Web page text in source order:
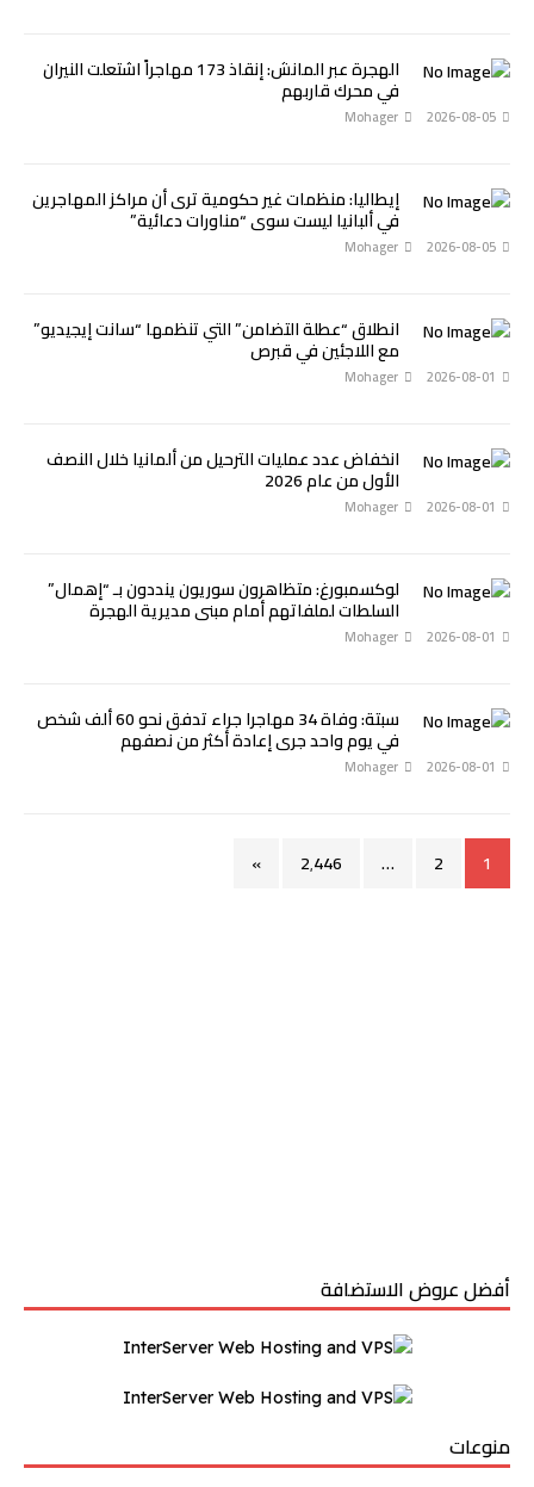
الهجرة عبر المانش: إنقاذ 173 مهاجراً اشتعلت النيران
في محرك قاربهم
2026-08-05
Mohager
إيطاليا: منظمات غير حكومية ترى أن مراكز المهاجرين
في ألبانيا ليست سوى “مناورات دعائية”
2026-08-05
Mohager
انطلاق “عطلة التضامن” التي تنظمها “سانت إيجيديو”
مع اللاجئين في قبرص
2026-08-01
Mohager
انخفاض عدد عمليات الترحيل من ألمانيا خلال النصف
الأول من عام 2026
2026-08-01
Mohager
لوكسمبورغ: متظاهرون سوريون ينددون بـ “إهمال”
السلطات لملفاتهم أمام مبنى مديرية الهجرة
2026-08-01
Mohager
سبتة: وفاة 34 مهاجرا جراء تدفق نحو 60 ألف شخص
في يوم واحد جرى إعادة أكثر من نصفهم
2026-08-01
Mohager
1
2
… 2٬446 »
أفضل عروض الاستضافة
منوعات